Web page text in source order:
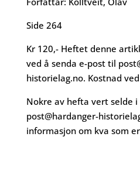
Side 264
Kr 120,- Heftet denne
ved å senda e-post til
historielag.no. Kostnad
Nokre av hefta vert selde
post@hardanger-
informasjon om kva som